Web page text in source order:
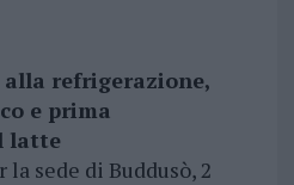
alla refrigerazione,
e prima
latte
la sede di Buddusò, 2